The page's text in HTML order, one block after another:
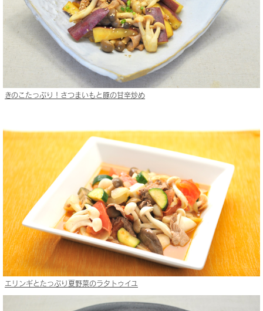
きのこたっぷり！さつまいもと豚の甘辛炒め
エリンギとたっぷり夏野菜のラタトゥイユ